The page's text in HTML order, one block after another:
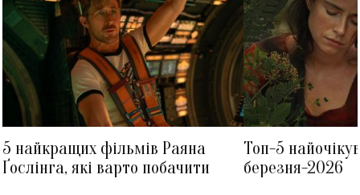
5 найкращих фільмів Раяна
Ґослінга, які варто побачити
Топ-5
березня-2026